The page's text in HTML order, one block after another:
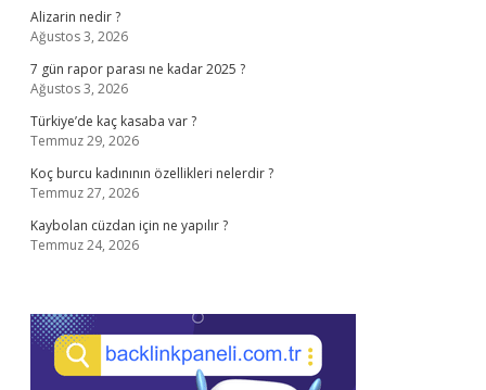
Alizarin nedir ?
Ağustos 3, 2026
7 gün rapor parası ne kadar 2025 ?
Ağustos 3, 2026
Türkiye’de kaç kasaba var ?
Temmuz 29, 2026
Koç burcu kadınının özellikleri nelerdir ?
Temmuz 27, 2026
Kaybolan cüzdan için ne yapılır ?
Temmuz 24, 2026